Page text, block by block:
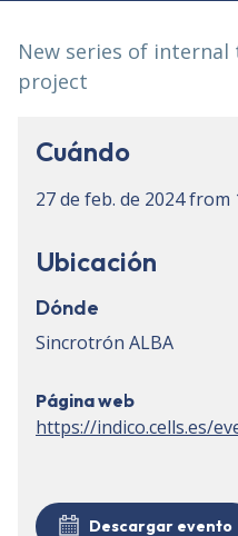
New series of
project
Cuándo
27 de feb. de 2024from
Ubicación
Dónde
Sincrotrón ALBA
Página web
https://indico.cells.es/
Descargar evento